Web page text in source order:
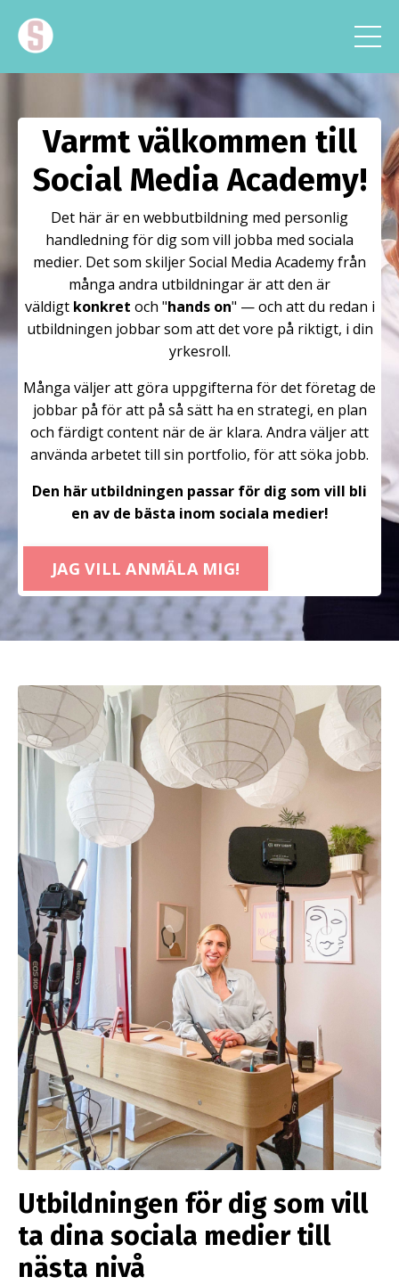
Varmt välkommen till
Social Media Academy!
Det här är en webbutbildning med personlig
handledning för dig som vill jobba med sociala
medier. Det som skiljer Social Media Academy från
många andra utbildningar är att den är
väldigt konkret och "hands on" — och att du redan i
utbildningen jobbar som att det vore på riktigt, i din
yrkesroll.
Många väljer att göra uppgifterna för det företag de
jobbar på för att på så sätt ha en strategi, en plan
och färdigt content när de är klara. Andra väljer att
använda arbetet till sin portfolio, för att söka jobb.
Den här utbildningen passar för dig som vill bli
en av de bästa inom sociala medier!
JAG VILL ANMÄLA MIG!
Utbildningen för dig som vill
ta dina sociala medier till
nästa nivå